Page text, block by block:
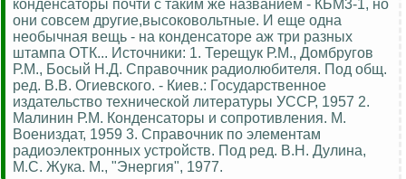
конденсаторы почти с таким же названием - КБМ3-1, но
они совсем другие,высоковольтные. И еще одна
необычная вещь - на конденсаторе аж три разных
штампа ОТК... Источники: 1. Терещук Р.М., Домбругов
Р.М., Босый Н.Д. Справочник радиолюбителя. Под общ.
ред. В.В. Огиевского. - Киев.: Государственное
издательство технической литературы УССР, 1957 2.
Малинин Р.М. Конденсаторы и сопротивления. М.
Воениздат, 1959 3. Справочник по элементам
радиоэлектронных устройств. Под ред. В.Н. Дулина,
М.С. Жука. М., "Энергия", 1977.